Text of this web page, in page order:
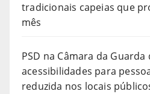
tradicionais capeias que
mês
PSD na Câmara da
acessibilidades para
reduzida nos locais